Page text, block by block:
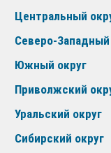
Центральный
Северо-Западный
Южный округ
Приволжский
Уральский округ
Сибирский округ